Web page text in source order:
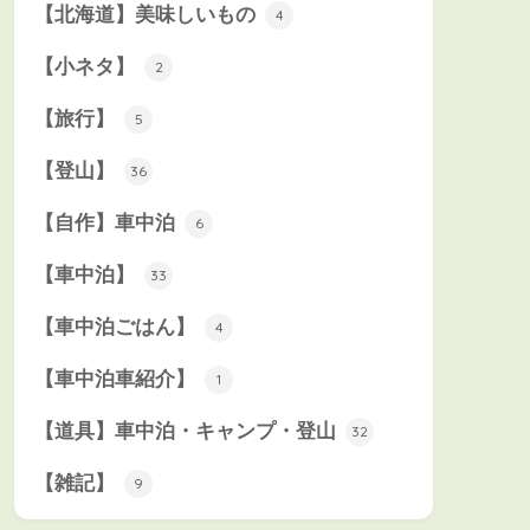
【北海道】美味しいもの 4
【小ネタ】 2
【旅行】 5
【登山】 36
【自作】車中泊 6
【車中泊】 33
【車中泊ごはん】 4
【車中泊車紹介】 1
【道具】車中泊・キャンプ・登山 32
【雑記】 9